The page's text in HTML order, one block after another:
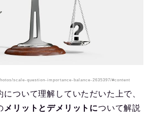
scale-question-importance-balance-2635397/#content
について理解していただいた上で、
メリットとデメリットについて解説